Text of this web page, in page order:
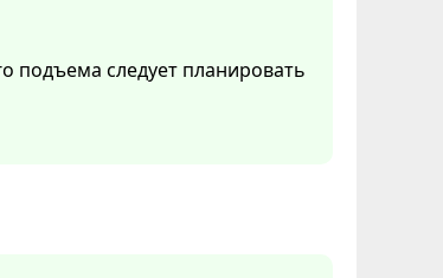
подъема следует планировать